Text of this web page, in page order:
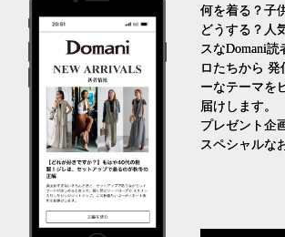
何を着る？子
どうする？人
スなDomani
ロたちから 発
ーなテーマを
届けします。
プレゼント企
スペシャルな